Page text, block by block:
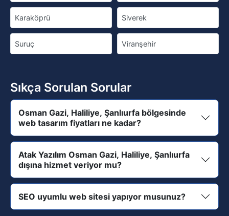
Karaköprü Siverek
Suruç Viranşehir
Sıkça Sorulan Sorular
Osman Gazi, Haliliye, Şanlıurfa bölgesinde
web tasarım fiyatları ne kadar?
Atak Yazılım Osman Gazi, Haliliye, Şanlıurfa
dışına hizmet veriyor mu?
SEO uyumlu web sitesi yapıyor musunuz?